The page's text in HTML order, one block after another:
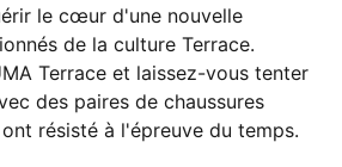
le cœur d'une nouvelle
de la culture Terrace.
Terrace et laissez-vous tenter
des paires de chaussures
résisté à l'épreuve du temps.